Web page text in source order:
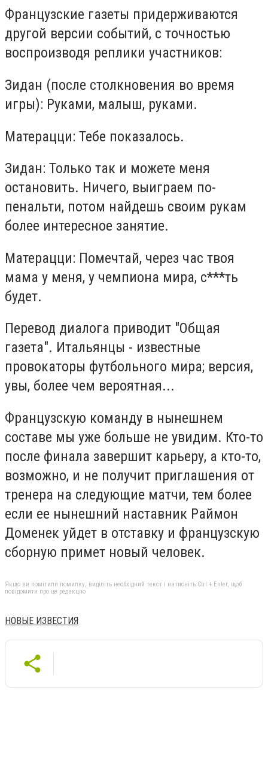
Французские газеты придерживаются
другой версии событий, с точностью
воспроизводя реплики участников:
Зидан (после столкновения во время
игры): Руками, малыш, руками.
Матерацци: Тебе показалось.
Зидан: Только так и можете меня
остановить. Ничего, выиграем по-
пенальти, потом найдешь своим рукам
более интересное занятие.
Матерацци: Помечтай, через час твоя
мама у меня, у чемпиона мира, с***ть
будет.
Перевод диалога приводит "Общая
газета". Итальянцы - известные
провокаторы футбольного мира; версия,
увы, более чем вероятная...
Французскую команду в нынешнем
составе мы уже больше не увидим. Кто-то
после финала завершит карьеру, а кто-то,
возможно, и не получит приглашения от
тренера на следующие матчи, тем более
если ее нынешний наставник Раймон
Доменек уйдет в отставку и французскую
сборную примет новый человек.
Якщо ви помітили помилку, виділіть необхідний текст і натисніть Ctrl + Enter, щоб
повідомити про це редакцію
НОВЫЕ ИЗВЕСТИЯ